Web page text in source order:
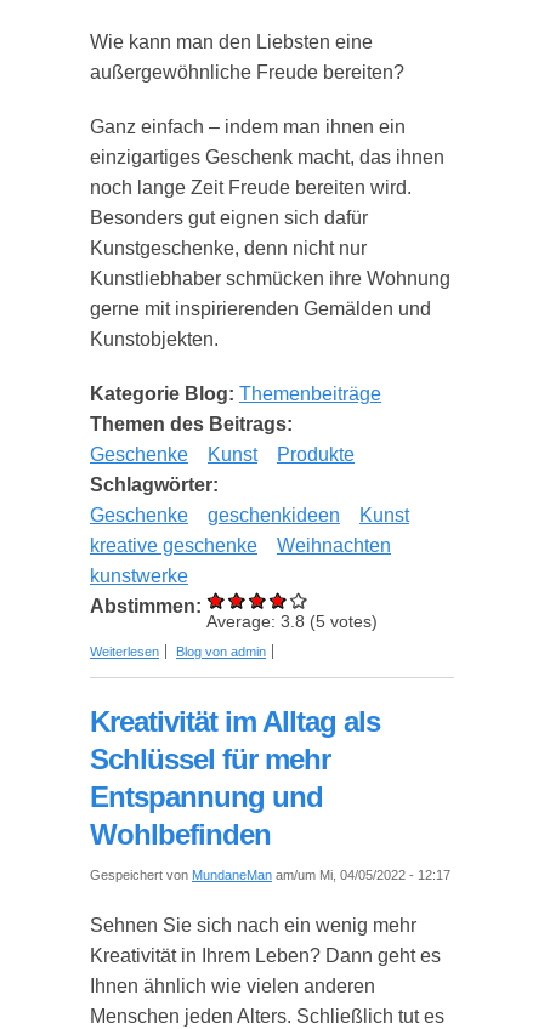
Wie kann man den Liebsten eine
außergewöhnliche Freude bereiten?
Ganz einfach – indem man ihnen ein
einzigartiges Geschenk macht, das ihnen
noch lange Zeit Freude bereiten wird.
Besonders gut eignen sich dafür
Kunstgeschenke, denn nicht nur
Kunstliebhaber schmücken ihre Wohnung
gerne mit inspirierenden Gemälden und
Kunstobjekten.
Kategorie Blog: Themenbeiträge
Themen des Beitrags:
Geschenke
Kunst
Produkte
Schlagwörter:
Geschenke
geschenkideen
Kunst
kreative geschenke
Weihnachten
kunstwerke
Abstimmen:
Average: 3.8 (5 votes)
Weiterlesen über Geschenkidee ­– Schöne Kunst online kaufen
Blog von admin
Kreativität im Alltag als
Schlüssel für mehr
Entspannung und
Wohlbefinden
Gespeichert von MundaneMan am/um Mi, 04/05/2022 - 12:17
Sehnen Sie sich nach ein wenig mehr
Kreativität in Ihrem Leben? Dann geht es
Ihnen ähnlich wie vielen anderen
Menschen jeden Alters. Schließlich tut es